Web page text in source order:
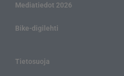
Mediatiedot 2026
Bike-digilehti
Tietosuoja